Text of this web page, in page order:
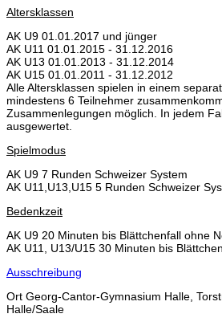
Altersklassen
AK U9 01.01.2017 und jünger
AK U11 01.01.2015 - 31.12.2016
AK U13 01.01.2013 - 31.12.2014
AK U15 01.01.2011 - 31.12.2012
Alle Altersklassen spielen in einem
mindestens 6 Teilnehmer
Zusammenlegungen möglich. In jedem
ausgewertet.
Spielmodus
AK U9 7 Runden Schweizer System
AK U11,U13,U15 5 Runden Schweizer
Bedenkzeit
AK U9 20 Minuten bis Blättchenfall ohne
AK U11, U13/U15 30 Minuten bis
Ausschreibung
Ort Georg-Cantor-Gymnasium Halle,
Halle/Saale